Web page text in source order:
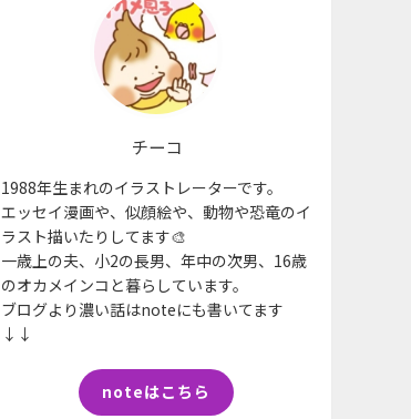
チーコ
1988年生まれのイラストレーターです。
エッセイ漫画や、似顔絵や、動物や恐竜のイ
ラスト描いたりしてます🎨
一歳上の夫、小2の長男、年中の次男、16歳
のオカメインコと暮らしています。
ブログより濃い話はnoteにも書いてます
↓↓
noteはこちら